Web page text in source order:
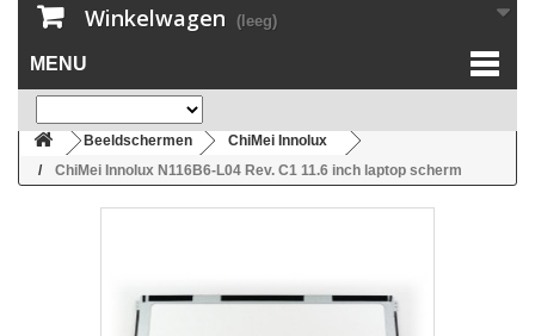
Winkelwagen (leeg)
MENU
Beeldschermen
ChiMei Innolux
ChiMei Innolux N116B6-L04 Rev. C1 11.6 inch laptop scherm